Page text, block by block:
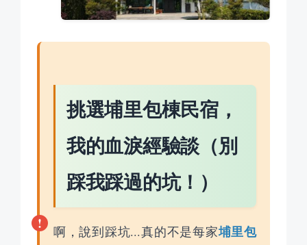
挑選埔里包棟民宿，
我的血淚經驗談（別
踩我踩過的坑！）
啊，說到踩坑...真的不是每家埔里包